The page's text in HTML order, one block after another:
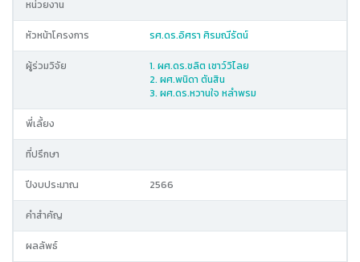
หน่วยงาน
หัวหน้าโครงการ รศ.ดร.อิศรา ศิรมณีรัตน์
ผู้ร่วมวิจัย
1. ผศ.ดร.ชลิต เชาว์วิไลย
2. ผศ.พนิดา ตันสิน
3. ผศ.ดร.หวานใจ หลำพรม
พี่เลี้ยง
ที่ปรึกษา
ปีงบประมาณ 2566
คำสำคัญ
ผลลัพธ์